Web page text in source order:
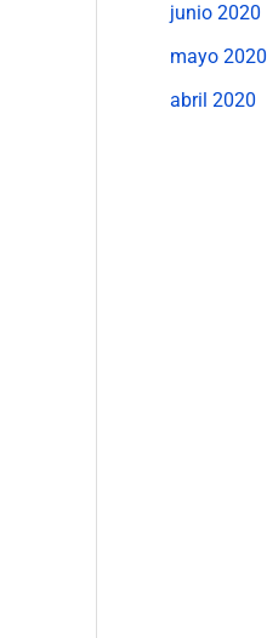
junio 2020
mayo 2020
abril 2020